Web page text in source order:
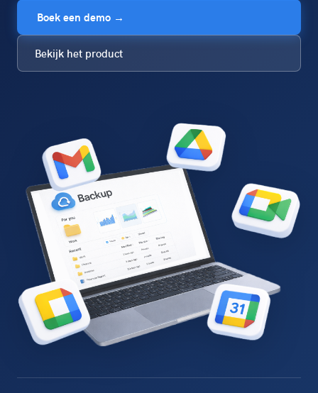
Boek een demo →
Bekijk het product